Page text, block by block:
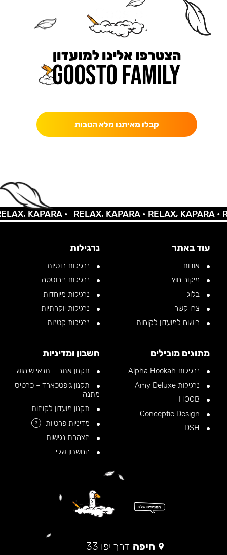
הצטרפו אלינו למועדון
קבלו מאיתנו מלא הטבות
KAPARA • RELAX, KAPARA •RELAX, KAPARA •
עוד באתר
אודות
מיקור חוץ
בלוג
צרו קשר
רישום למועדון לקוחות
נרגילות
נרגילות רוסיות
נרגילות נירוסטה
נרגילות מיוחדות
נרגילות יוקרתיות
נרגילות קטנות
מתוגים מובילים
נרגילות Alpha Hookah
נרגילות Amy Deluxe
חשבון ומדיניות
תקנון אתר – תנאי שימוש
תקנון גיפטכארד – כרטיס
מתנה
תקנון מועדון לקוחות
מדיניות פרטיות
?
הצהרת נגישות
החשבון שלי
חיפה דרך יפו 33